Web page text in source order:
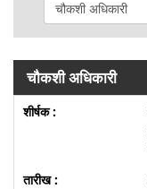
चौकशी अधिकारी